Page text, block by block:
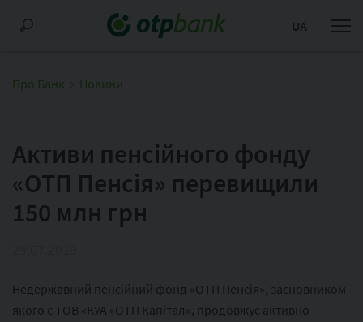
UA
Про Банк Новини
Активи пенсійного фонду
«ОТП Пенсія» перевищили
150 млн грн
Недержавний пенсійний фонд «ОТП Пенсія», засновником
якого є ТОВ «КУА «ОТП Капітал», продовжує активно